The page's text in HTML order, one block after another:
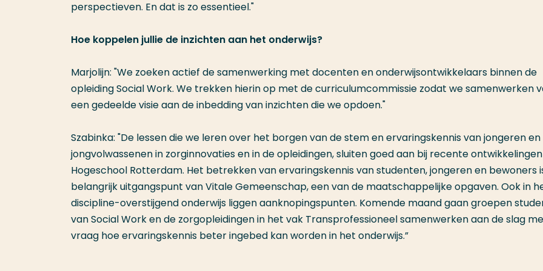
perspectieven. En dat is zo essentieel."
Hoe koppelen jullie de inzichten aan het onderwijs?
Marjolijn: "We zoeken actief de samenwerking met docenten en onderwijsontwikkelaars binnen de
opleiding Social Work. We trekken hierin op met de curriculumcommissie zodat we samenwerken
een gedeelde visie aan de inbedding van inzichten die we opdoen."
Szabinka: "De lessen die we leren over het borgen van de stem en ervaringskennis van jongeren en
jongvolwassenen in zorginnovaties en in de opleidingen, sluiten goed aan bij recente
Hogeschool Rotterdam. Het betrekken van ervaringskennis van studenten, jongeren en bewoners
belangrijk uitgangspunt van Vitale Gemeenschap, een van de maatschappelijke opgaven. Ook in
discipline-overstijgend onderwijs liggen aanknopingspunten. Komende maand gaan groepen
van Social Work en de zorgopleidingen in het vak Transprofessioneel samenwerken aan de slag
vraag hoe ervaringskennis beter ingebed kan worden in het onderwijs.”